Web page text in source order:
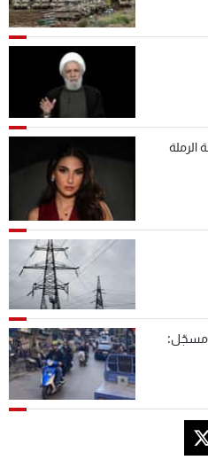
الرملة
غير مسجّل: